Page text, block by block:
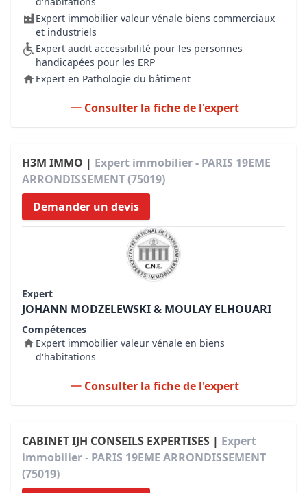
Expert immobilier valeur vénale biens commerciaux
et industriels
Expert audit accessibilité pour les personnes
handicapées pour les ERP
Expert en Pathologie du bâtiment
Consulter la fiche de l'expert
H3M IMMO | Expert immobilier - PARIS 19EME
ARRONDISSEMENT (75019)
Demander un devis
Expert
JOHANN MODZELEWSKI & MOULAY ELHOUARI
Compétences
Expert immobilier valeur vénale en biens
d'habitations
Consulter la fiche de l'expert
CABINET IJH CONSEILS EXPERTISES | Expert
immobilier - PARIS 19EME ARRONDISSEMENT
(75019)